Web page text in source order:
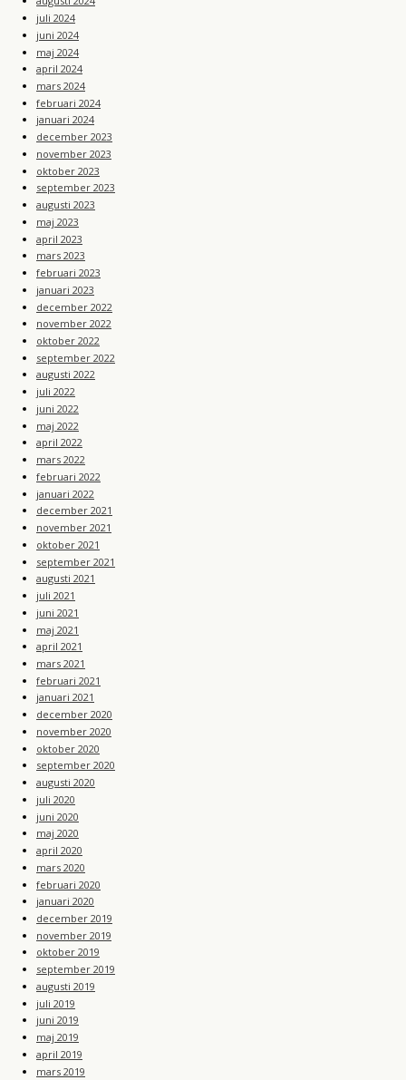
juli 2024
juni 2024
maj 2024
april 2024
mars 2024
februari 2024
januari 2024
december 2023
november 2023
oktober 2023
september 2023
augusti 2023
maj 2023
april 2023
mars 2023
februari 2023
januari 2023
december 2022
november 2022
oktober 2022
september 2022
augusti 2022
juli 2022
juni 2022
maj 2022
april 2022
mars 2022
februari 2022
januari 2022
december 2021
november 2021
oktober 2021
september 2021
augusti 2021
juli 2021
juni 2021
maj 2021
april 2021
mars 2021
februari 2021
januari 2021
december 2020
november 2020
oktober 2020
september 2020
augusti 2020
juli 2020
juni 2020
maj 2020
april 2020
mars 2020
februari 2020
januari 2020
december 2019
november 2019
oktober 2019
september 2019
augusti 2019
juli 2019
juni 2019
maj 2019
april 2019
mars 2019